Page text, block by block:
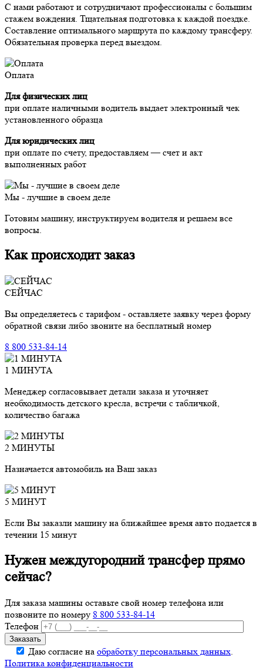
С нами работают и сотрудничают профессионалы с большим
стажем вождения. Тщательная подготовка к каждой поездке.
Составление оптимального маршрута по каждому трансферу.
Обязательная проверка перед выездом.
Оплата
Для физических лиц
при оплате наличными водитель выдает электронный чек
установленного образца
Для юридических лиц
при оплате по счету, предоставляем — счет и акт
выполненных работ
Мы - лучшие в своем деле
Готовим машину, инструктируем водителя и решаем все
вопросы.
Как происходит заказ
СЕЙЧАС
Вы определяетесь с тарифом - оставляете заявку через форму
обратной связи либо звоните на бесплатный номер
8 800 533-84-14
1 МИНУТА
Менеджер согласовывает детали заказа и уточняет
необходимость детского кресла, встречи с табличкой,
количество багажа
2 МИНУТЫ
Назначается автомобиль на Ваш заказ
5 МИНУТ
Если Вы заказли машину на ближайшее время авто подается в
течении 15 минут
Нужен междугородний трансфер прямо
сейчас?
Для заказа машины оставьте свой номер телефона или
позвоните по номеру 8 800 533-84-14
Телефон
Даю согласие на обработку персональных данных.
Политика конфиденциальности